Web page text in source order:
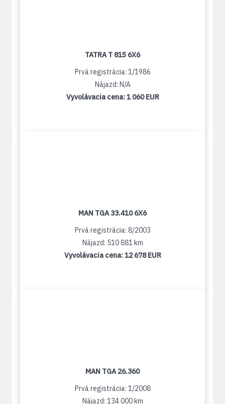
TATRA T 815 6X6
Prvá registrácia: 1/1986
Nájazd: N/A
Vyvolávacia cena:1 060 EUR
MAN TGA 33.410 6X6
Prvá registrácia: 8/2003
Nájazd: 510 881 km
Vyvolávacia cena:12 678 EUR
MAN TGA 26.360
Prvá registrácia: 1/2008
Nájazd: 134 000 km